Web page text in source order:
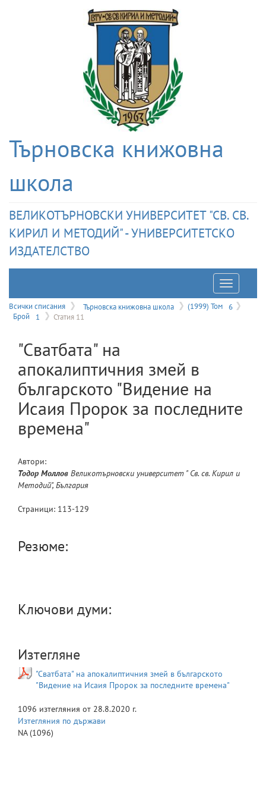
Търновска книжовна
школа
ВЕЛИКОТЪРНОВСКИ УНИВЕРСИТЕТ "СВ. СВ.
КИРИЛ И МЕТОДИЙ" - УНИВЕРСИТЕТСКО
ИЗДАТЕЛСТВО
Отваряне
на
Всички списания Търновска книжовна школа (1999) Том
6
Брой
1 Статия 11
"Сватбата" на
апокалиптичния змей в
българското "Видение на
Исаия Пророк за последните
времена"
Автори:
Тодор Моллов Великотърновски университет " Св. св. Кирил и
Методий", България
Страници: 113-129
Резюме:
Ключови думи:
Изтегляне
"Сватбата" на апокалиптичния змей в българското
"Видение на Исаия Пророк за последните времена"
1096 изтегляния от 28.8.2020 г.
Изтегляния по държави
NA(1096)